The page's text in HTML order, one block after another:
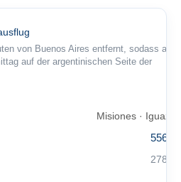
von Buenos Aires entfernt, sodass am
auf der argentinischen Seite der
Misiones · Iguazú
556 €
278 €